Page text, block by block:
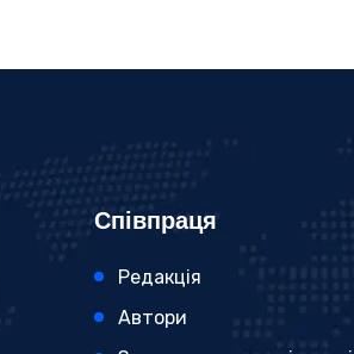
Співпраця
Редакція
Автори